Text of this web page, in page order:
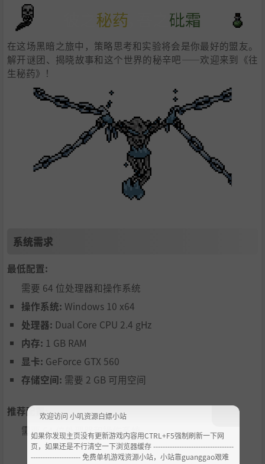
在这场黑暗之旅中，策略思考和实验将会是你最好的盟友。
解开谜团、揭晓故事和这个世界的秘辛吧——欢迎来到《往
生秘药》！
系统需求
最低配置:
需要 64 位处理器和操作系统
操作系统: Windows 10 x64
处理器: Dual Core CPU 2.4 gHz
内存: 1 GB RAM
显卡: GeForce GTX 560
存储空间: 需要 2 GB 可用空间
推荐配置:
需要 64 位处理器和操作系统
欢迎访问 小叽资源白嫖小站
如果你发现主页没有更新游戏内容用CTRL+F5强制刷新一下网
页，如果还是不行清空一下浏览器缓存 ----------------------------------
--------------------- 免费单机游戏资源小站，小站靠guanggao艰难